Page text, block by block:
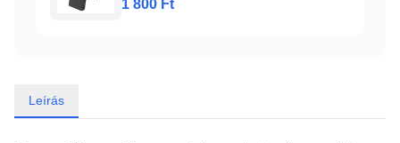
1 800 Ft
Leírás